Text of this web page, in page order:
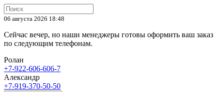
06 августа 2026 18:48
Cейчас вечер, но наши менеджеры готовы оформить ваш заказ
по следующим телефонам.
Ролан
+7-922-606-606-7
Александр
+7-919-370-50-50